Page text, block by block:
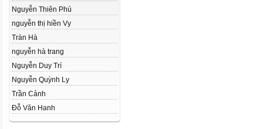
Nguyễn Thiên Phú
nguyễn thị hiền Vy
Tràn Hà
nguyễn hà trang
Nguyễn Duy Trí
Nguyễn Quỳnh Ly
Trần Cảnh
Đỗ Văn Hanh